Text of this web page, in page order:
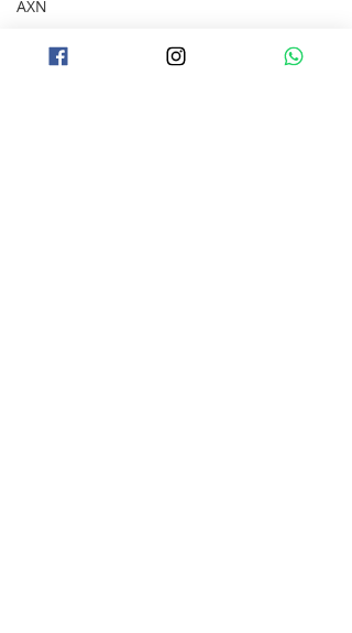
AXN
Disney+